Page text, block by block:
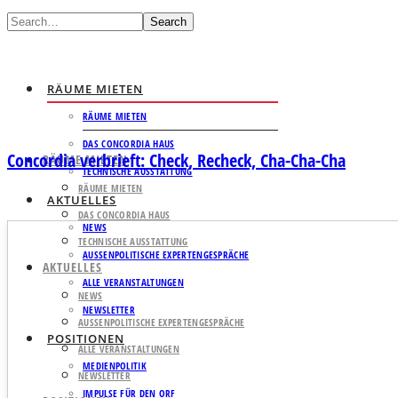
Search
RÄUME MIETEN
RÄUME MIETEN
DAS CONCORDIA HAUS
TECHNISCHE AUSSTATTUNG
AKTUELLES
NEWS
AUSSENPOLITISCHE EXPERTENGESPRÄCHE
ALLE VERANSTALTUNGEN
NEWSLETTER
POSITIONEN
MEDIENPOLITIK
IMPULSE FÜR DEN ORF
RÄUME MIETEN
RÄUME MIETEN
DAS CONCORDIA HAUS
TECHNISCHE AUSSTATTUNG
AKTUELLES
NEWS
AUSSENPOLITISCHE EXPERTENGESPRÄCHE
ALLE VERANSTALTUNGEN
NEWSLETTER
Concordia verbrieft: Check, Recheck, Cha-Cha-Cha